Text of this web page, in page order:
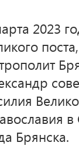
2023
Брянска.